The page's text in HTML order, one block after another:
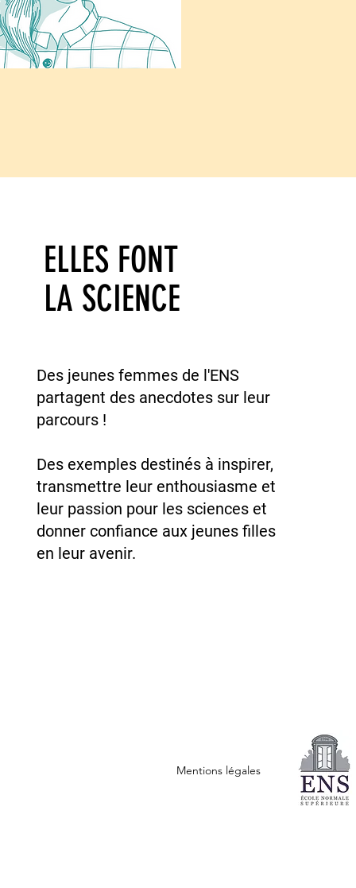
ELLES FONT
LA SCIENCE
Des jeunes femmes de l'ENS
partagent des anecdotes sur leur
parcours !
Des exemples destinés à inspirer,
transmettre leur enthousiasme et
leur passion pour les sciences et
donner confiance aux jeunes filles
en leur avenir.
Mentions légales